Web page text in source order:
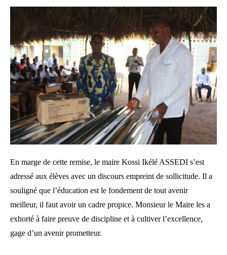
En marge de cette remise, le maire Kossi Ikélé ASSEDI s’est
adressé aux élèves avec un discours empreint de sollicitude. Il a
souligné que l’éducation est le fondement de tout avenir
meilleur, il faut avoir un cadre propice. Monsieur le Maire les a
exhorté à faire preuve de discipline et à cultiver l’excellence,
gage d’un avenir prometteur.